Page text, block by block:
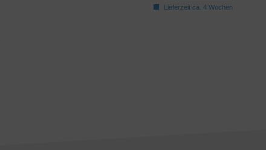
Lieferzeit ca. 4 Wochen